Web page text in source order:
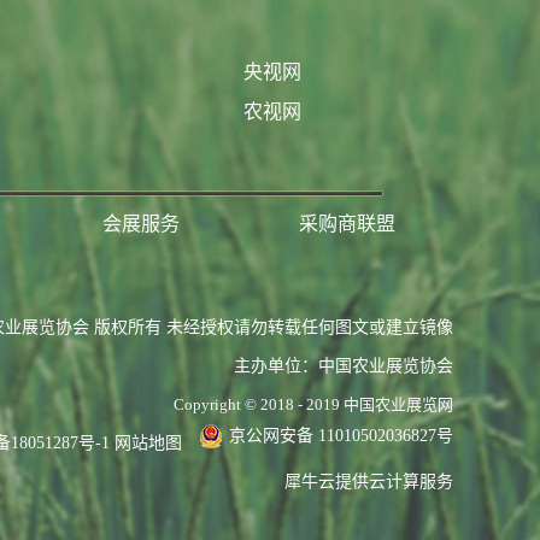
央视网
农视网
会展服务 采购商联盟
业展览协会 版权所有 未经授权请勿转载任何图文或建立镜像
主办单位：中国农业展览协会
Copyright © 2018 - 2019 中国农业展览网
18051287号-1 网站地图 京公网安备 11010502036827号
犀牛云提供云计算服务